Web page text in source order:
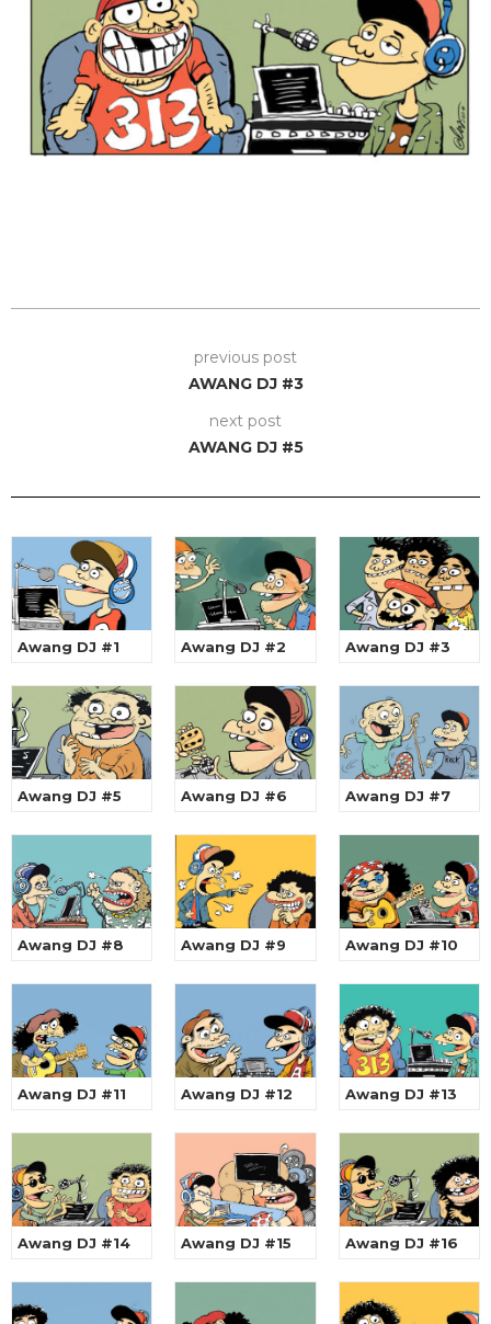
previous post
AWANG DJ #3
next post
AWANG DJ #5
Awang DJ #1 Awang DJ #2 Awang DJ #3
Awang DJ #5 Awang DJ #6 Awang DJ #7
Awang DJ #8 Awang DJ #9 Awang DJ #10
Awang DJ #11 Awang DJ #12 Awang DJ #13
Awang DJ #14 Awang DJ #15 Awang DJ #16